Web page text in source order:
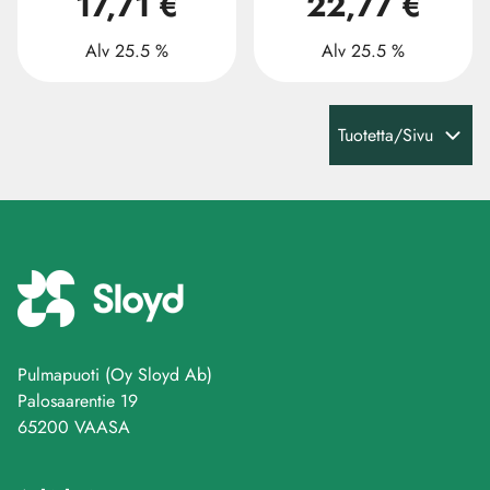
Alv 25.5 % Alv 25.5 %
Tuotetta/Sivu
Pulmapuoti (Oy Sloyd Ab)
Palosaarentie 19
65200 VAASA